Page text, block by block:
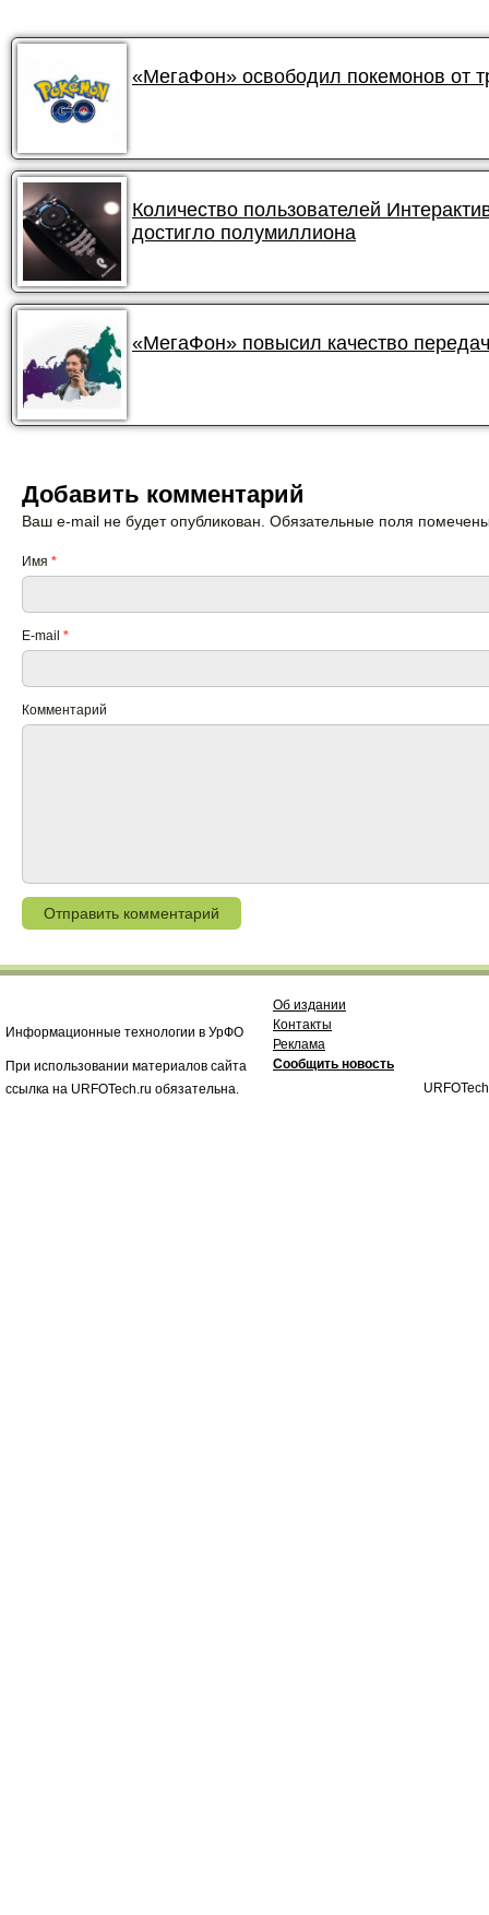
«МегаФон» освободил покемонов от
Количество пользователей
достигло полумиллиона
«МегаФон» повысил качество
Добавить комментарий
Ваш e-mail не будет опубликован. Обязательные поля
Имя *
E-mail *
Комментарий
Информационные технологии в УрФО
При использовании материалов сайта
ссылка на URFOTech.ru обязательна.
Об издании
Контакты
Реклама
Сообщить новость